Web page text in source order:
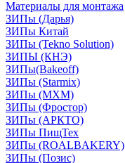
Материалы для монтажа
ЗИПы (Дарья)
ЗИПы Китай
ЗИПы (Tekno Solution)
ЗИПЫ (КНЭ)
ЗИПы(Bakeoff)
ЗИПы (Starmix)
ЗИПы (МХМ)
ЗИПы (Фростор)
ЗИПы (АРКТО)
ЗИПы ПищТех
ЗИПы (ROALBAKERY)
ЗИПы (Позис)